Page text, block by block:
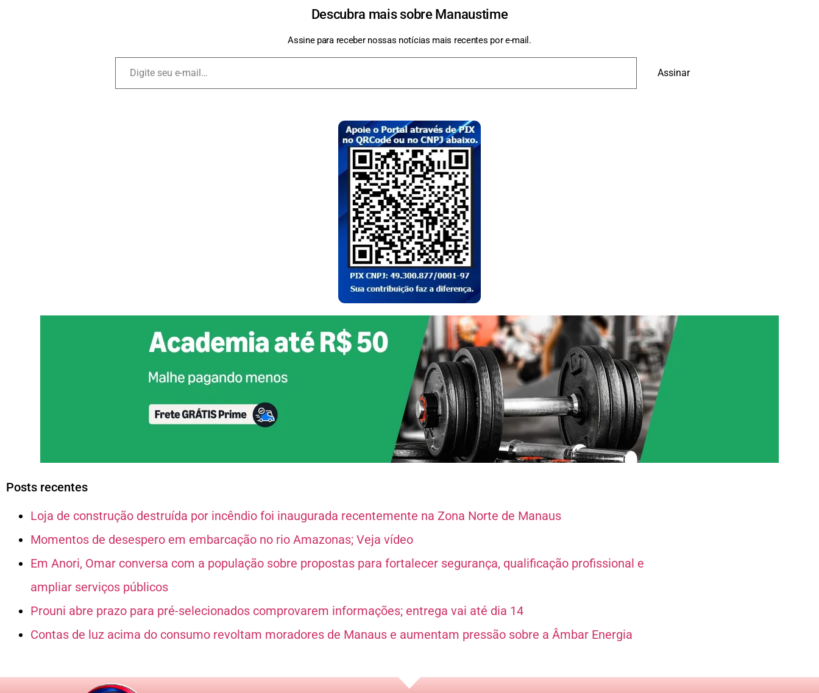
Descubra mais sobre Manaustime
Assine para receber nossas notícias mais recentes por e-mail.
Assinar
Posts recentes
Loja de construção destruída por incêndio foi inaugurada recentemente na Zona Norte de Manaus
Momentos de desespero em embarcação no rio Amazonas; Veja vídeo
Em Anori, Omar conversa com a população sobre propostas para fortalecer segurança, qualificação profissional e
ampliar serviços públicos
Prouni abre prazo para pré-selecionados comprovarem informações; entrega vai até dia 14
Contas de luz acima do consumo revoltam moradores de Manaus e aumentam pressão sobre a Âmbar Energia